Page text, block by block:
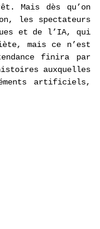
Mais dès qu’on
les spectateurs
et de l’IA, qui
mais ce n’est
finira par
auxquelles
artificiels,